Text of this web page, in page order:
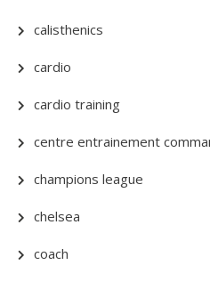
calisthenics
cardio
cardio training
centre entrainement
champions league
chelsea
coach